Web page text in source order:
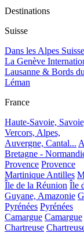
Destinations
Suisse
Dans les Alpes
La Genève
Lausanne & Bords
Léman
France
Haute-Savoie,
Vercors, Alpes,
Auvergne, Cantal...
Bretagne -
Provence Provence
Martinique Antilles
Île de la Réunion Île
Guyane, Amazonie
Pyrénées Pyrénées
Camargue Camargue
Chartreuse